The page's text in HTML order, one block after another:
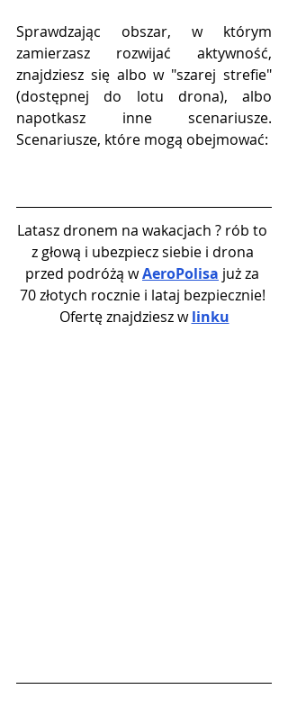
Sprawdzając obszar, w którym
zamierzasz rozwijać aktywność,
znajdziesz się albo w "szarej strefie"
(dostępnej do lotu drona), albo
napotkasz inne scenariusze.
Scenariusze, które mogą obejmować:
Latasz dronem na wakacjach ? rób to
z głową i ubezpiecz siebie i drona
przed podróżą w AeroPolisa już za
70 złotych rocznie i lataj bezpiecznie!
Ofertę znajdziesz w linku